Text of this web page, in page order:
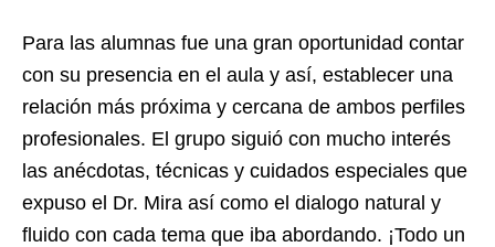
Para las alumnas fue una gran oportunidad contar
con su presencia en el aula y así, establecer una
relación más próxima y cercana de ambos perfiles
profesionales. El grupo siguió con mucho interés
las anécdotas, técnicas y cuidados especiales que
expuso el Dr. Mira así como el dialogo natural y
fluido con cada tema que iba abordando. ¡Todo un